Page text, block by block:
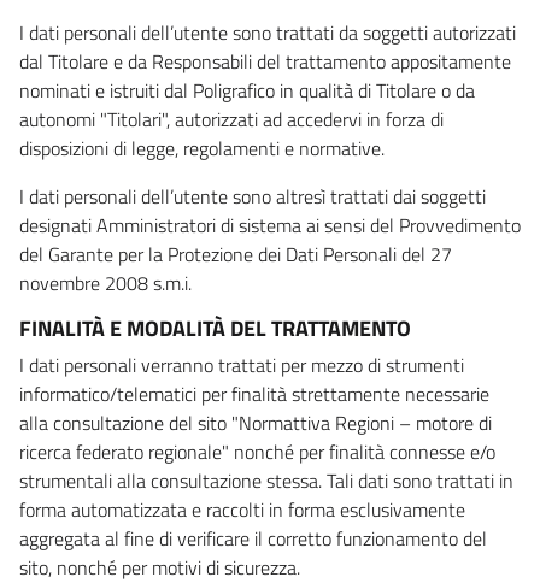
I dati personali dell’utente sono trattati da soggetti autorizzati
dal Titolare e da Responsabili del trattamento appositamente
nominati e istruiti dal Poligrafico in qualità di Titolare o da
autonomi "Titolari", autorizzati ad accedervi in forza di
disposizioni di legge, regolamenti e normative.
I dati personali dell’utente sono altresì trattati dai soggetti
designati Amministratori di sistema ai sensi del Provvedimento
del Garante per la Protezione dei Dati Personali del 27
novembre 2008 s.m.i.
FINALITÀ E MODALITÀ DEL TRATTAMENTO
I dati personali verranno trattati per mezzo di strumenti
informatico/telematici per finalità strettamente necessarie
alla consultazione del sito "Normattiva Regioni – motore di
ricerca federato regionale" nonché per finalità connesse e/o
strumentali alla consultazione stessa. Tali dati sono trattati in
forma automatizzata e raccolti in forma esclusivamente
aggregata al fine di verificare il corretto funzionamento del
sito, nonché per motivi di sicurezza.